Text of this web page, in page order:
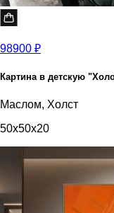
98900 ₽
Картина в детскую
Маслом, Холст
50x50x20